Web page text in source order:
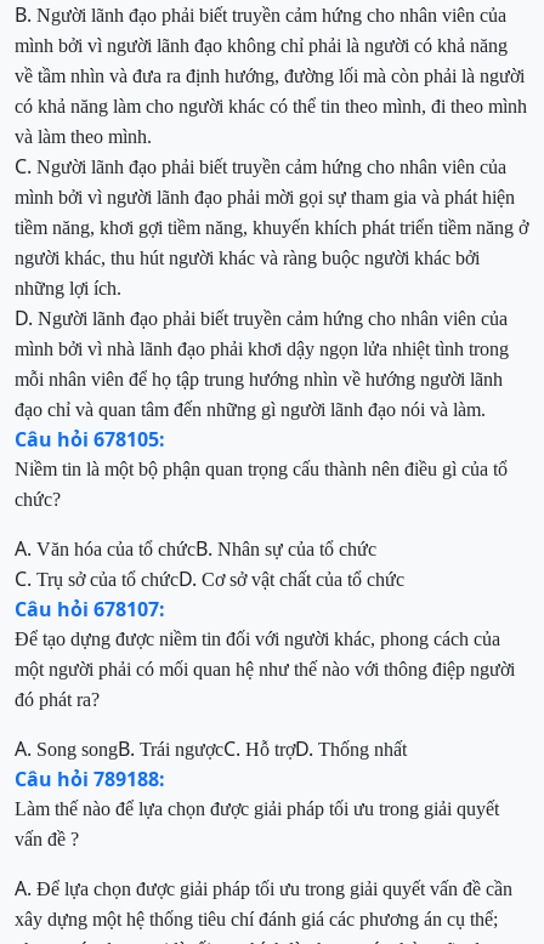
B. Người lãnh đạo phải biết truyền cảm hứng cho nhân viên của
mình bởi vì người lãnh đạo không chỉ phải là người có khả năng
về tầm nhìn và đưa ra định hướng, đường lối mà còn phải là người
có khả năng làm cho người khác có thể tin theo mình, đi theo mình
và làm theo mình.
C. Người lãnh đạo phải biết truyền cảm hứng cho nhân viên của
mình bởi vì người lãnh đạo phải mời gọi sự tham gia và phát hiện
tiềm năng, khơi gợi tiềm năng, khuyến khích phát triển tiềm năng ở
người khác, thu hút người khác và ràng buộc người khác bởi
những lợi ích.
D. Người lãnh đạo phải biết truyền cảm hứng cho nhân viên của
mình bởi vì nhà lãnh đạo phải khơi dậy ngọn lửa nhiệt tình trong
mỗi nhân viên để họ tập trung hướng nhìn về hướng người lãnh
đạo chỉ và quan tâm đến những gì người lãnh đạo nói và làm.
Câu hỏi 678105:
Niềm tin là một bộ phận quan trọng cấu thành nên điều gì của tổ
chức?
A. Văn hóa của tổ chứcB. Nhân sự của tổ chức
C. Trụ sở của tổ chứcD. Cơ sở vật chất của tổ chức
Câu hỏi 678107:
Để tạo dựng được niềm tin đối với người khác, phong cách của
một người phải có mối quan hệ như thế nào với thông điệp người
đó phát ra?
A. Song songB. Trái ngượcC. Hỗ trợD. Thống nhất
Câu hỏi 789188:
Làm thế nào để lựa chọn được giải pháp tối ưu trong giải quyết
vấn đề ?
A. Để lựa chọn được giải pháp tối ưu trong giải quyết vấn đề cần
xây dựng một hệ thống tiêu chí đánh giá các phương án cụ thể;